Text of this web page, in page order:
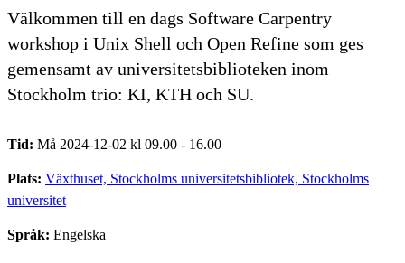
Välkommen till en dags Software Carpentry
workshop i Unix Shell och Open Refine som ges
gemensamt av universitetsbiblioteken inom
Stockholm trio: KI, KTH och SU.
Tid: Må 2024-12-02 kl 09.00 - 16.00
Plats: Växthuset, Stockholms universitetsbibliotek, Stockholms
universitet
Språk: Engelska